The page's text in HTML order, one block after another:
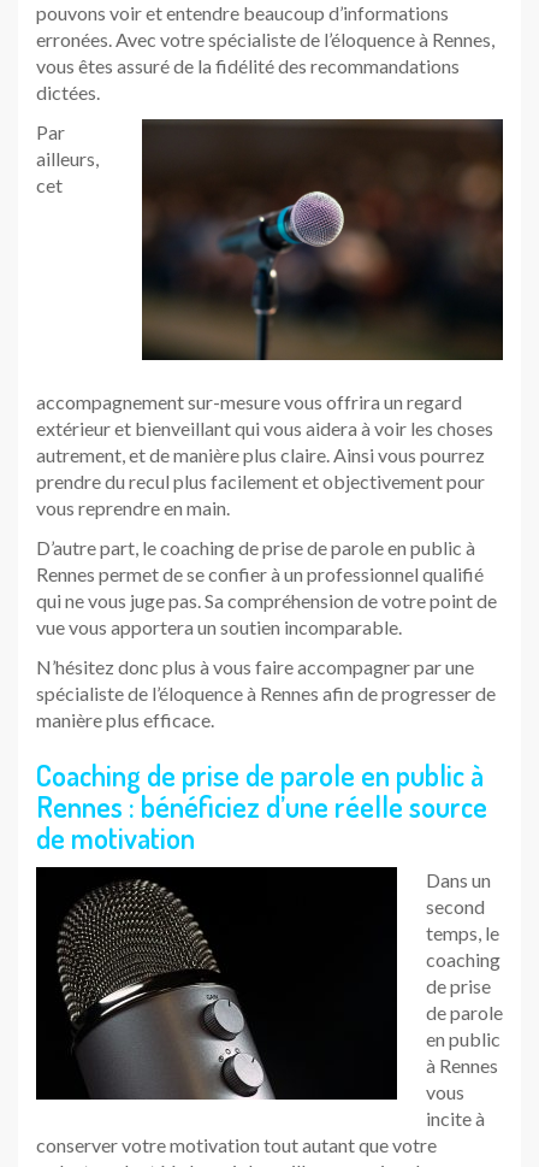
pouvons voir et entendre beaucoup d’informations
erronées. Avec votre spécialiste de l’éloquence à Rennes,
vous êtes assuré de la fidélité des recommandations
dictées.
Par
ailleurs,
cet
accompagnement sur-mesure vous offrira un regard
extérieur et bienveillant qui vous aidera à voir les choses
autrement, et de manière plus claire. Ainsi vous pourrez
prendre du recul plus facilement et objectivement pour
vous reprendre en main.
D’autre part, le coaching de prise de parole en public à
Rennes permet de se confier à un professionnel qualifié
qui ne vous juge pas. Sa compréhension de votre point de
vue vous apportera un soutien incomparable.
N’hésitez donc plus à vous faire accompagner par une
spécialiste de l’éloquence à Rennes afin de progresser de
manière plus efficace.
Coaching de prise de parole en public à
Rennes : bénéficiez d’une réelle source
de motivation
Dans un
second
temps, le
coaching
de prise
de parole
en public
à Rennes
vous
incite à
conserver votre motivation tout autant que votre